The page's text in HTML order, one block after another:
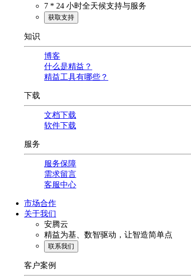
7 * 24 小时全天候支持与服务
获取支持
知识
博客
什么是精益？
精益工具有哪些？
下载
文档下载
软件下载
服务
服务保障
需求留言
客服中心
市场合作
关于我们
安腾云
精益为基、数智驱动，让智造简单点
联系我们
客户案例